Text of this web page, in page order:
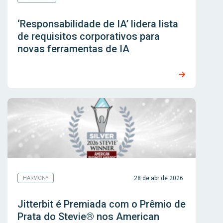
‘Responsabilidade de IA’ lidera lista
de requisitos corporativos para
novas ferramentas de IA
HARMONY 28 de abr de 2026
Jitterbit é Premiada com o Prêmio de
Prata do Stevie® nos American